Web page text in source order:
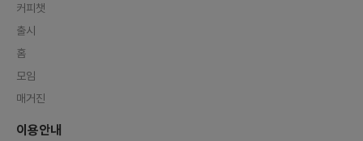
커피챗
출시
홈
모임
매거진
이용안내